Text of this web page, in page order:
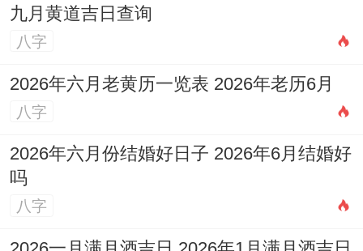
九月黄道吉日查询
八字
2026年六月老黄历一览表 2026年老历6月
八字
2026年六月份结婚好日子 2026年6月结婚好
吗
八字